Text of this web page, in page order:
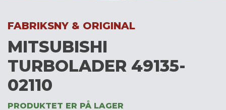
FABRIKSNY & ORIGINAL
MITSUBISHI
TURBOLADER 49135-
02110
PRODUKTET ER PÅ LAGER